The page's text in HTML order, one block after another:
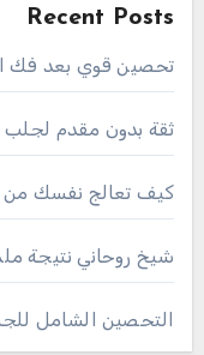
Recent Posts
تحصين قوي بعد فك
ثقة بدون مقدم
كيف تعالج نفسك من
شيخ روحاني نتيجة
التحصين الشامل